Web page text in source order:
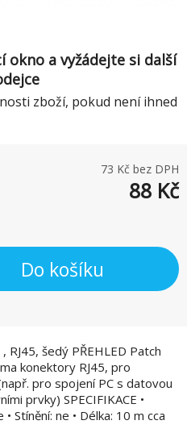
RJ45, šedý PŘEHLED Patch
konektory RJ45, pro
pro spojení PC s datovou
prvky) SPECIFIKACE •
Stínění: ne • Délka: 10 m cca
73 Kč bez DPH
88 Kč
Do košíku
okno a vyžádejte si další
zboží, pokud není ihned